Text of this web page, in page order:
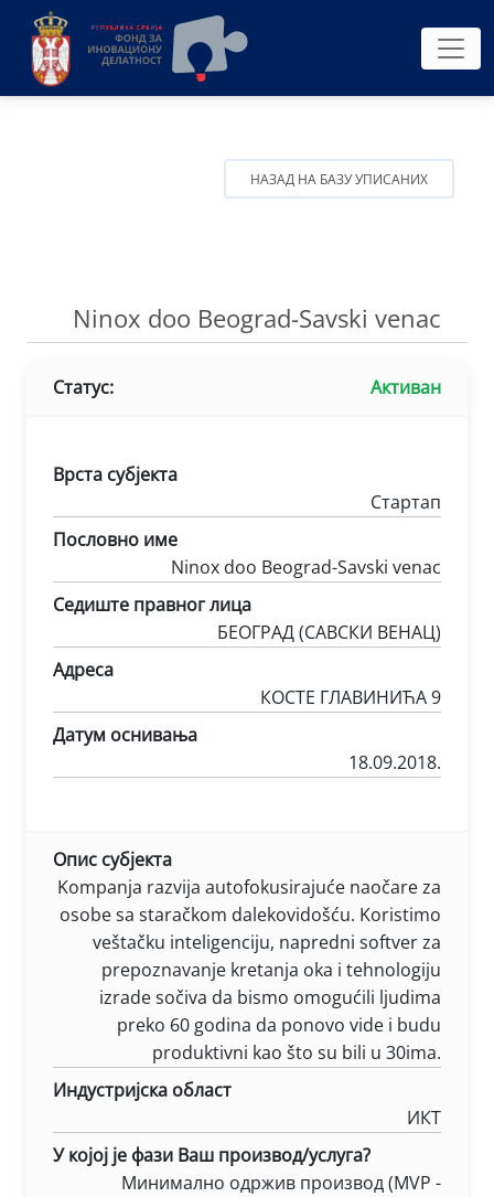
НАЗАД НА БАЗУ УПИСАНИХ
Ninox doo Beograd-Savski venac
Статус: Активан
Врста субјекта
Стартап
Пословно име
Ninox doo Beograd-Savski venac
Седиште правног лица
БЕОГРАД (САВСКИ ВЕНАЦ)
Адреса
КОСТЕ ГЛАВИНИЋА 9
Датум оснивања
18.09.2018.
Опис субјекта
Kompanja razvija autofokusirajuće naočare za
osobe sa staračkom dalekovidošću. Koristimo
veštačku inteligenciju, napredni softver za
prepoznavanje kretanja oka i tehnologiju
izrade sočiva da bismo omogućili ljudima
preko 60 godina da ponovo vide i budu
produktivni kao što su bili u 30ima.
Индустријска област
ИКТ
У којој је фази Ваш производ/услуга?
Минимално одржив производ (MVP -